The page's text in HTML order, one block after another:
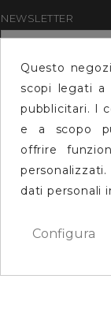
NEWSLETTER
Iscriviti
© 2026 - Max
Questo
scopi legati a
pubblicitari. I
e a scopo
offrire
dati personali
Configura